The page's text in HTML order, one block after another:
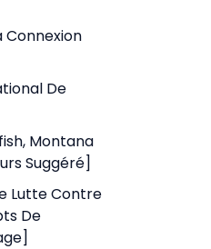
Connexion
De
Montana
Suggéré]
Lutte Contre
De